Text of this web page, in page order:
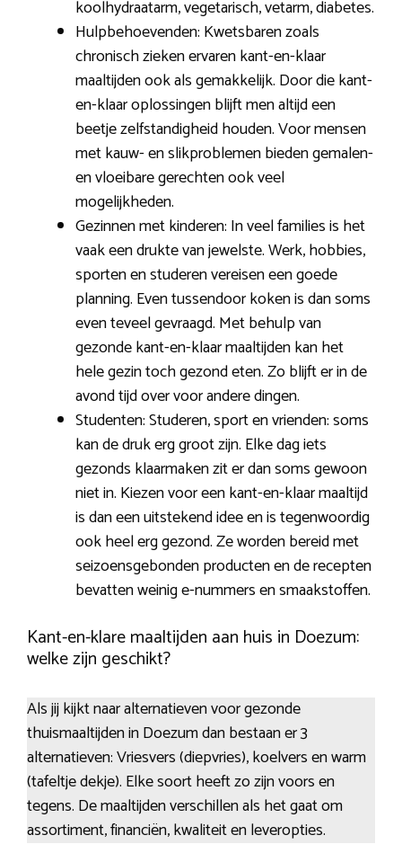
koolhydraatarm, vegetarisch, vetarm, diabetes.
Hulpbehoevenden: Kwetsbaren zoals
chronisch zieken ervaren kant-en-klaar
maaltijden ook als gemakkelijk. Door die kant-
en-klaar oplossingen blijft men altijd een
beetje zelfstandigheid houden. Voor mensen
met kauw- en slikproblemen bieden gemalen-
en vloeibare gerechten ook veel
mogelijkheden.
Gezinnen met kinderen: In veel families is het
vaak een drukte van jewelste. Werk, hobbies,
sporten en studeren vereisen een goede
planning. Even tussendoor koken is dan soms
even teveel gevraagd. Met behulp van
gezonde kant-en-klaar maaltijden kan het
hele gezin toch gezond eten. Zo blijft er in de
avond tijd over voor andere dingen.
Studenten: Studeren, sport en vrienden: soms
kan de druk erg groot zijn. Elke dag iets
gezonds klaarmaken zit er dan soms gewoon
niet in. Kiezen voor een kant-en-klaar maaltijd
is dan een uitstekend idee en is tegenwoordig
ook heel erg gezond. Ze worden bereid met
seizoensgebonden producten en de recepten
bevatten weinig e-nummers en smaakstoffen.
Kant-en-klare maaltijden aan huis in Doezum:
welke zijn geschikt?
Als jij kijkt naar alternatieven voor gezonde
thuismaaltijden in Doezum dan bestaan er 3
alternatieven: Vriesvers (diepvries), koelvers en warm
(tafeltje dekje). Elke soort heeft zo zijn voors en
tegens. De maaltijden verschillen als het gaat om
assortiment, financiën, kwaliteit en leveropties.